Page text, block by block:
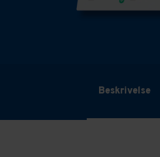
Beskrivelse